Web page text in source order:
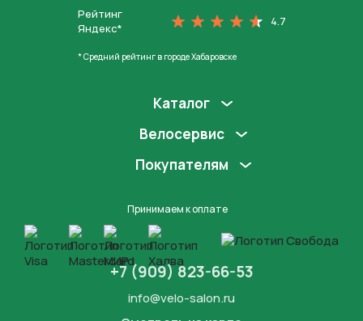
Рейтинг
Яндекс*
4.7
* Средний рейтинг в городе Хабаровске
Каталог
Велосервис
Покупателям
Принимаем к оплате
+7 (909) 823-66-53
info@velo-salon.ru